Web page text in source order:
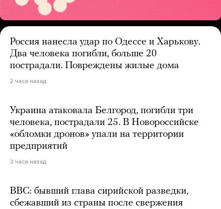
Россия нанесла удар по Одессе и Харькову.
Два человека погибли, больше 20
пострадали. Повреждены жилые дома
2 часа назад
Украина атаковала Белгород, погибли три
человека, пострадали 25. В Новороссийске
«обломки дронов» упали на территории
предприятий
3 часа назад
BBC: бывший глава сирийской разведки,
сбежавший из страны после свержения